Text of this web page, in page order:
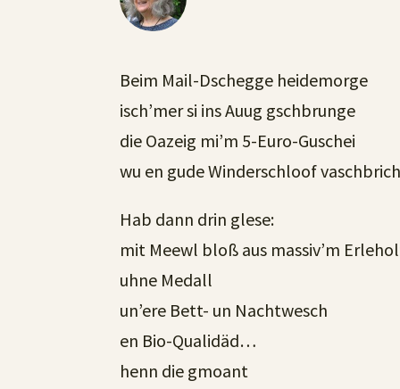
Beim Mail-Dschegge heidemorge
isch’mer si ins Auug gschbrunge
die Oazeig mi’m 5-Euro-Guschei
wu en gude Winderschloof
Hab dann drin glese:
mit Meewl bloß aus massiv’m
uhne Medall
un’ere Bett- un Nachtwesch
en Bio-Qualidäd…
henn die gmoant